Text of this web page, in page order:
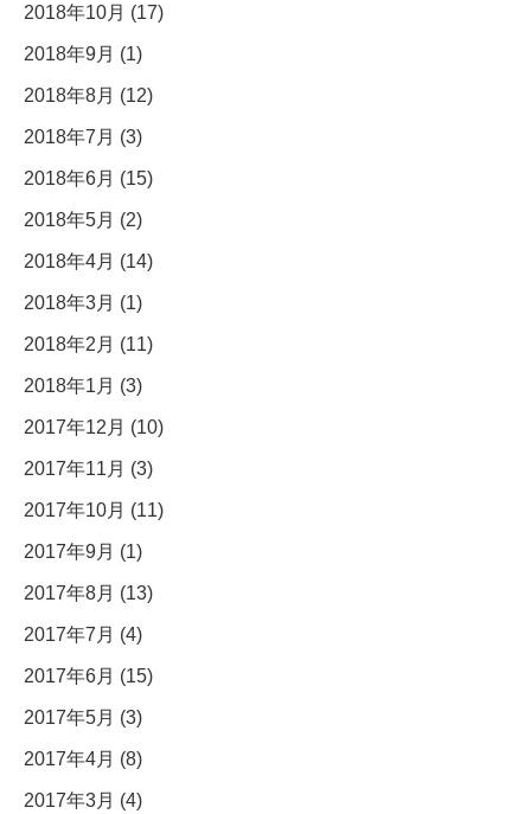
2018年10月 (17)
2018年9月 (1)
2018年8月 (12)
2018年7月 (3)
2018年6月 (15)
2018年5月 (2)
2018年4月 (14)
2018年3月 (1)
2018年2月 (11)
2018年1月 (3)
2017年12月 (10)
2017年11月 (3)
2017年10月 (11)
2017年9月 (1)
2017年8月 (13)
2017年7月 (4)
2017年6月 (15)
2017年5月 (3)
2017年4月 (8)
2017年3月 (4)